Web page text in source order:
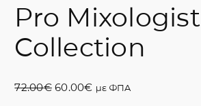
Pro Mixologist
Collection
72.00€ O
60.00€Ημε ΦΠΑ